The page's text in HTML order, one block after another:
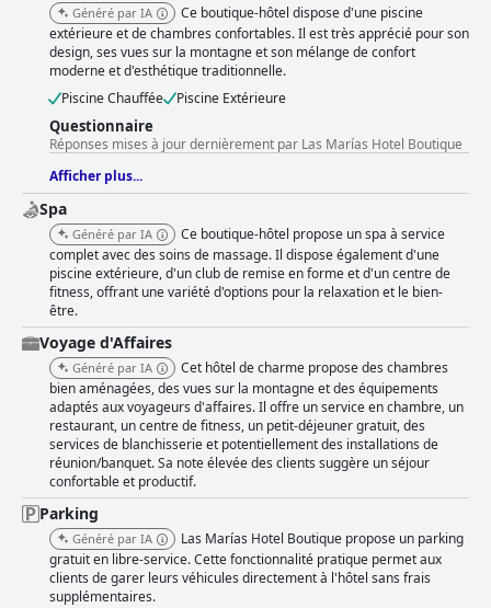
Généré par IA
Ce boutique-hôtel dispose d'une piscine
extérieure et de chambres confortables. Il est très apprécié pour son
design, ses vues sur la montagne et son mélange de confort
moderne et d'esthétique traditionnelle.
Piscine Chauffée
Piscine Extérieure
Questionnaire
Réponses mises à jour dernièrement par Las Marías Hotel Boutique
Afficher plus...
Spa
Généré par IA
Ce boutique-hôtel propose un spa à service
complet avec des soins de massage. Il dispose également d'une
piscine extérieure, d'un club de remise en forme et d'un centre de
fitness, offrant une variété d'options pour la relaxation et le bien-
être.
Voyage d'Affaires
Généré par IA
Cet hôtel de charme propose des chambres
bien aménagées, des vues sur la montagne et des équipements
adaptés aux voyageurs d'affaires. Il offre un service en chambre, un
restaurant, un centre de fitness, un petit-déjeuner gratuit, des
services de blanchisserie et potentiellement des installations de
réunion/banquet. Sa note élevée des clients suggère un séjour
confortable et productif.
Parking
Généré par IA
Las Marías Hotel Boutique propose un parking
gratuit en libre-service. Cette fonctionnalité pratique permet aux
clients de garer leurs véhicules directement à l'hôtel sans frais
supplémentaires.